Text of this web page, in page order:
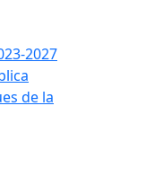
2027
de la